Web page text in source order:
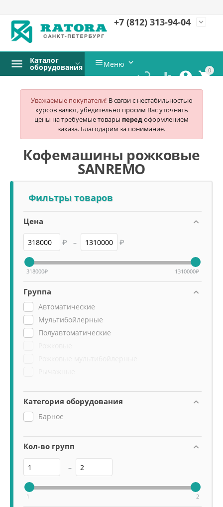
+7 (812) 313-94-04 expand_more
0


 
Каталог
оборудования Меню 
Уважаемые покупатели! В связи с нестабильностью
курсов валют, убедительно просим Вас уточнять
цены на требуемые товары передоформлением
заказа. Благодарим за понимание.
Кофемашины рожковые
SANREMO
Фильтры товаров
Цена
₽ – ₽
318000₽ 1310000₽
Группа
Автоматические
Мультибойлерные
Полуавтоматические
Категория оборудования
Барное
Кол-во групп
–
1 2